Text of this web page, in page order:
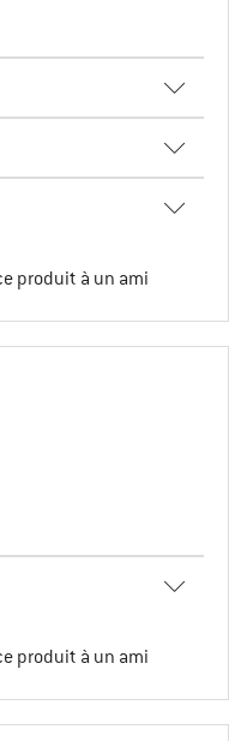
produit à un ami
produit à un ami